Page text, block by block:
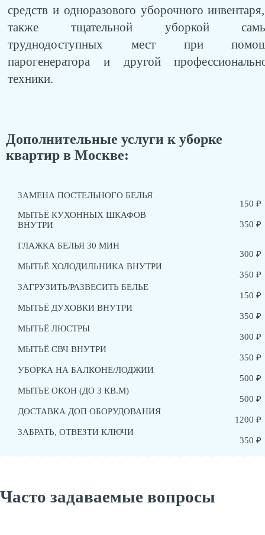
средств и одноразового уборочного
также тщательной уборкой
труднодоступных мест при
парогенератора и другой
техники.
Дополнительные услуги к уборке
квартир в Москве:
ЗАМЕНА ПОСТЕЛЬНОГО БЕЛЬЯ
150 ₽
МЫТЬЁ КУХОННЫХ ШКАФОВ
ВНУТРИ
350 ₽
ГЛАЖКА БЕЛЬЯ 30 МИН
300 ₽
МЫТЬЁ ХОЛОДИЛЬНИКА ВНУТРИ
350 ₽
ЗАГРУЗИТЬ/РАЗВЕСИТЬ БЕЛЬЕ
150 ₽
МЫТЬЁ ДУХОВКИ ВНУТРИ
350 ₽
МЫТЬЁ ЛЮСТРЫ
300 ₽
МЫТЬЁ СВЧ ВНУТРИ
350 ₽
УБОРКА НА БАЛКОНЕ/ЛОДЖИИ
500 ₽
МЫТЬЕ ОКОН (ДО 3 КВ.М)
500 ₽
ДОСТАВКА ДОП ОБОРУДОВАНИЯ
1200 ₽
ЗАБРАТЬ, ОТВЕЗТИ КЛЮЧИ
350 ₽
Часто задаваемые вопросы